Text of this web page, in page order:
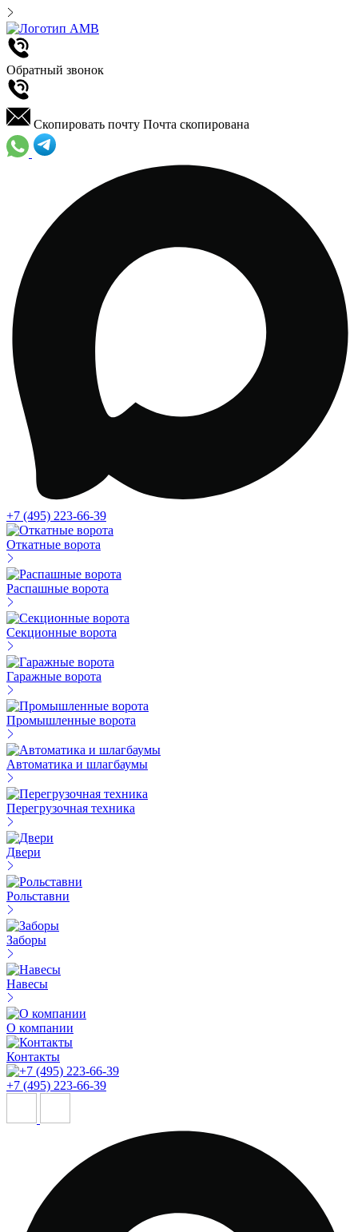
Обратный звонок
Скопировать почту Почта скопирована
+7 (495) 223-66-39
Откатные ворота
Распашные ворота
Секционные ворота
Гаражные ворота
Промышленные ворота
Автоматика и шлагбаумы
Перегрузочная техника
Двери
Рольставни
Заборы
Навесы
О компании
Контакты
+7 (495) 223-66-39